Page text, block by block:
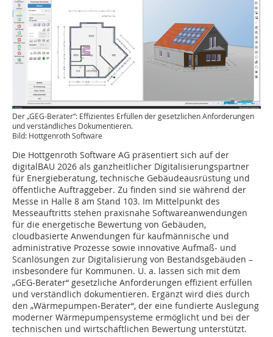
Der „GEG-Berater“: Effizientes Erfüllen der gesetzlichen Anforderungen
und verständliches Dokumentieren.
Bild: Hottgenroth Software
Die Hottgenroth Software AG präsentiert sich auf der
digitalBAU 2026 als ganzheitlicher Digitalisierungspartner
für Energieberatung, technische Gebäudeausrüstung und
öffentliche Auftraggeber. Zu finden sind sie während der
Messe in Halle 8 am Stand 103. Im Mittelpunkt des
Messeauftritts stehen praxisnahe Softwareanwendungen
für die energetische Bewertung von Gebäuden,
cloudbasierte Anwendungen für kaufmännische und
administrative Prozesse sowie innovative Aufmaß- und
Scanlösungen zur Digitalisierung von Bestandsgebäuden –
insbesondere für Kommunen. U. a. lassen sich mit dem
„GEG-Berater“ gesetzliche Anforderungen effizient erfüllen
und verständlich dokumentieren. Ergänzt wird dies durch
den „Wärmepumpen-Berater“, der eine fundierte Auslegung
moderner Wärmepumpensysteme ermöglicht und bei der
technischen und wirtschaftlichen Bewertung unterstützt.